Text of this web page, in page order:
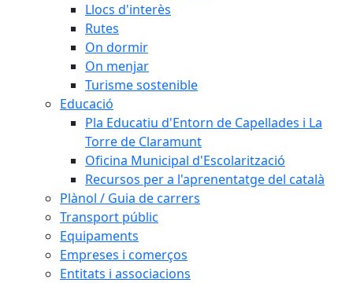
Llocs d'interès
Rutes
On dormir
On menjar
Turisme sostenible
Educació
Pla Educatiu d'Entorn de Capellades i La
Torre de Claramunt
Oficina Municipal d'Escolarització
Recursos per a l'aprenentatge del català
Plànol / Guia de carrers
Transport públic
Equipaments
Empreses i comerços
Entitats i associacions